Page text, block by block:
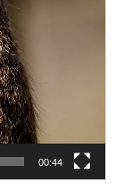
00:44